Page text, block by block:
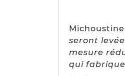
seront
mesure
qui